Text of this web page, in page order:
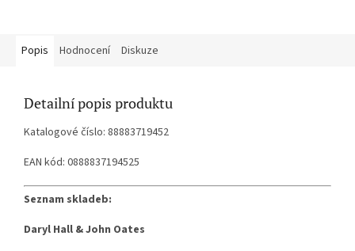
Popis Hodnocení Diskuze
Detailní popis produktu
Katalogové číslo: 88883719452
EAN kód: 0888837194525
Seznam skladeb:
Daryl Hall & John Oates